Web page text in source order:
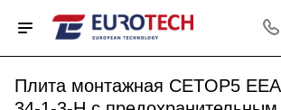
Плита монтажная CETOP5